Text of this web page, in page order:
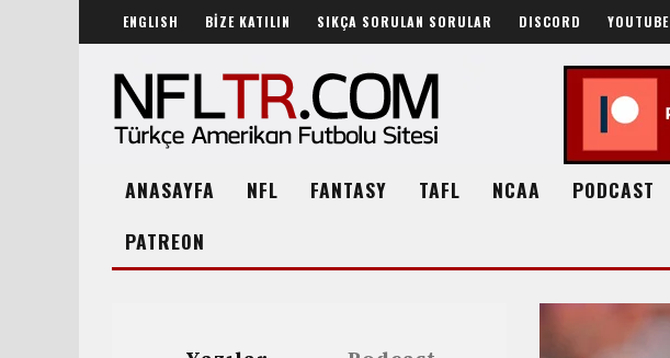
ENGLISH BİZE KATILIN SIKÇA SORULAN SORULAR DISCORD YOUTUBE
ANASAYFA NFL FANTASY TAFL NCAA PODCAST
PATREON